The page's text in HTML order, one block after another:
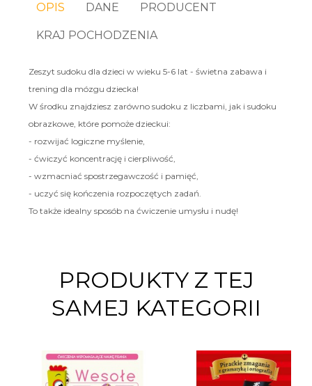
OPIS DANE PRODUCENT
KRAJ POCHODZENIA
Zeszyt sudoku dla dzieci w wieku 5-6 lat - świetna zabawa i
trening dla mózgu dziecka!
W środku znajdziesz zarówno sudoku z liczbami, jak i sudoku
obrazkowe, które pomoże dzieckui:
- rozwijać logiczne myślenie,
- ćwiczyć koncentrację i cierpliwość,
- wzmacniać spostrzegawczość i pamięć,
- uczyć się kończenia rozpoczętych zadań.
To także idealny sposób na ćwiczenie umysłu i nudę!
PRODUKTY Z TEJ
SAMEJ KATEGORII